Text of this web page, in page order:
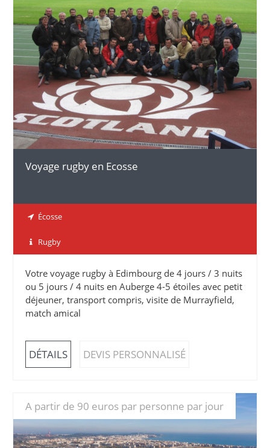
DÉTAILS
Voyage rugby en Ecosse
Écosse
Rugby
Votre voyage rugby à Edimbourg de 4 jours / 3 nuits
ou 5 jours / 4 nuits en Auberge 4-5 étoiles avec petit
déjeuner, transport compris, visite de Murrayfield,
match amical
DÉTAILS DEVIS PERSONNALISÉ
A partir de 90 euros par personne par jour